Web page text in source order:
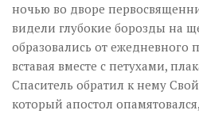
ночью во дворе
видели глубокие борозды на
образовались от ежедневного
вставая вместе с петухами,
Спаситель обратил к нему
который апостол